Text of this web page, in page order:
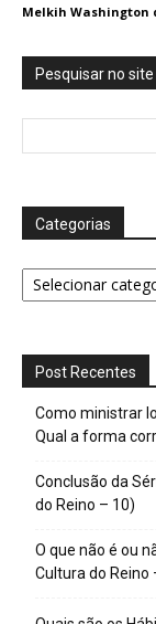
Melkih Washington
Pesquisar no site
Categorias
Categorias
Post Recentes
Como ministrar
Qual a forma
Conclusão da
do Reino – 10)
O que não é ou
Cultura do Reino